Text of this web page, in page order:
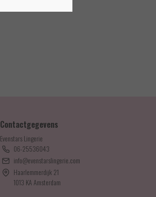
Contactgegevens
Evenstars Lingerie
06-25536043
info@evenstarslingerie.com
Haarlemmerdijk 21
1013 KA Amsterdam